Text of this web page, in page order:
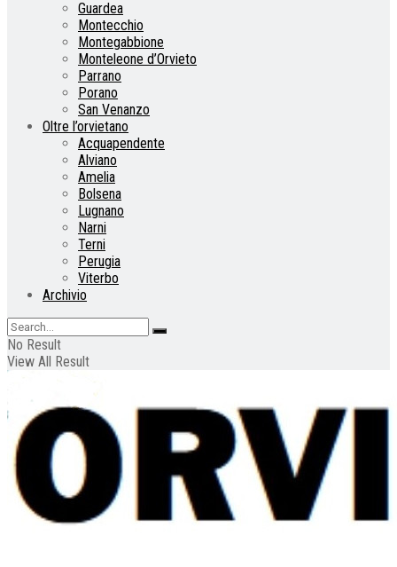
Guardea
Montecchio
Montegabbione
Monteleone d’Orvieto
Parrano
Porano
San Venanzo
Oltre l’orvietano
Acquapendente
Alviano
Amelia
Bolsena
Lugnano
Narni
Terni
Perugia
Viterbo
Archivio
No Result
View All Result